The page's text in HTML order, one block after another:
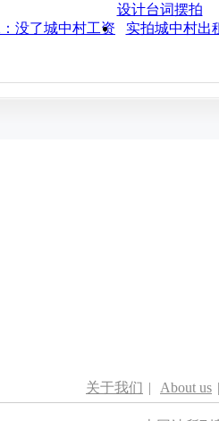
设计台词摆拍
没了城中村工资
实拍城中村出
关于我们 | About us |